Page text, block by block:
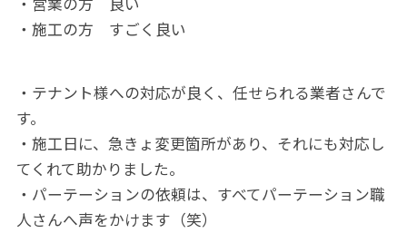
・施工の方 すごく良い
・テナント様への対応が良く、任せられる業者さんで
す。
・施工日に、急きょ変更箇所があり、それにも対応し
てくれて助かりました。
・パーテーションの依頼は、すべてパーテーション職
人さんへ声をかけます（笑）